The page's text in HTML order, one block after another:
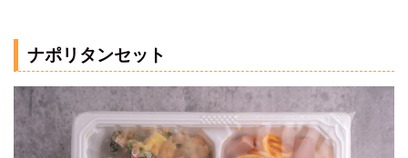
ナポリタンセット